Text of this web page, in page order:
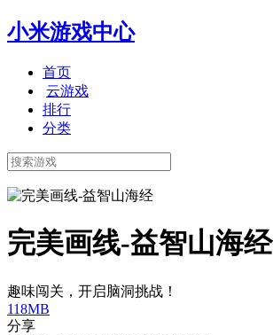
小米游戏中心
首页
云游戏
排行
分类
完美画线-益智山海经
趣味闯关，开启脑洞挑战！
118MB
分享